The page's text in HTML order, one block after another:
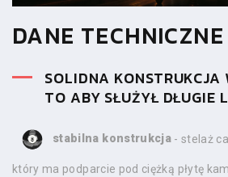
DANE TECHNICZNE
SOLIDNA KONSTRUKCJA
TO ABY SŁUŻYŁ DŁUGIE
stabilna konstrukcja - stelaż
który ma podparcie pod ciężką płytę